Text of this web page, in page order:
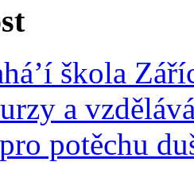
škola
a
potěchu